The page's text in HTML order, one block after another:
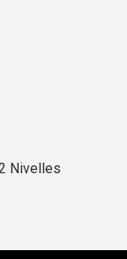
Nivelles